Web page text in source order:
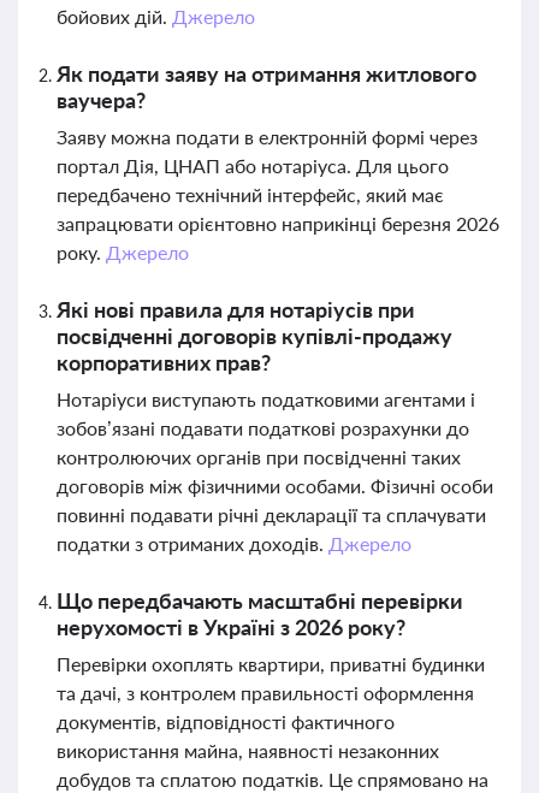
бойових дій. Джерело
Як подати заяву на отримання житлового
ваучера?
Заяву можна подати в електронній формі через
портал Дія, ЦНАП або нотаріуса. Для цього
передбачено технічний інтерфейс, який має
запрацювати орієнтовно наприкінці березня 2026
року. Джерело
Які нові правила для нотаріусів при
посвідченні договорів купівлі-продажу
корпоративних прав?
Нотаріуси виступають податковими агентами і
зобов’язані подавати податкові розрахунки до
контролюючих органів при посвідченні таких
договорів між фізичними особами. Фізичні особи
повинні подавати річні декларації та сплачувати
податки з отриманих доходів. Джерело
Що передбачають масштабні перевірки
нерухомості в Україні з 2026 року?
Перевірки охоплять квартири, приватні будинки
та дачі, з контролем правильності оформлення
документів, відповідності фактичного
використання майна, наявності незаконних
добудов та сплатою податків. Це спрямовано на